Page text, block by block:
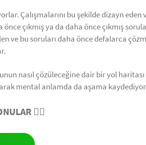
Çalışmalarını bu şekilde dizayn eden
çıkmış ya da daha önce çıkmış
ve bu soruları daha önce defalarca
nasıl çözüleceğine dair bir yol haritası
mental anlamda da aşama
👇🏻